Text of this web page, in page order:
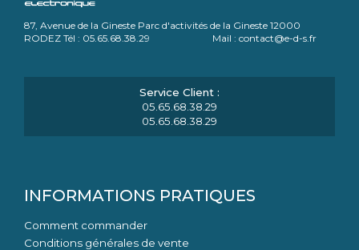
87, Avenue de la Gineste Parc d'activités de la Gineste 12000
RODEZ Tél : 05.65.68.38.29 Mail : contact@e-d-s.fr
05.65.68.38.29
05.65.68.38.29
INFORMATIONS PRATIQUES
Comment commander
Conditions générales de vente